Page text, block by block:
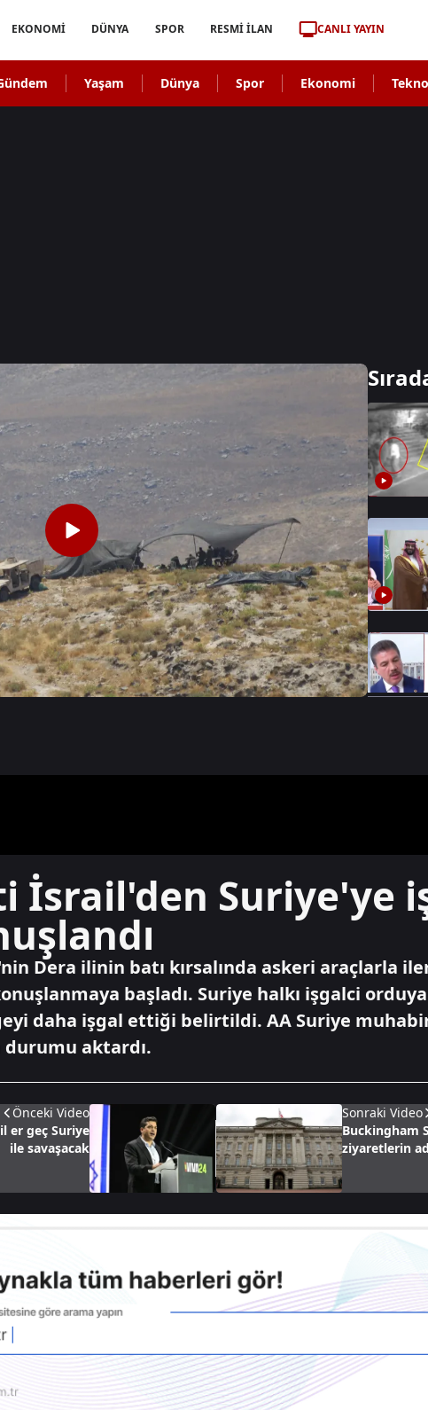
EKONOMİ DÜNYA SPOR RESMİ İLAN CANLI YAYIN
Yaşam Dünya Spor Ekonomi
İsrail'den Suriye'ye
Dera ilinin batı kırsalında askeri araçlarla
başladı. Suriye halkı işgalci
daha işgal ettiği belirtildi. AA Suriye
aktardı.
Önceki Video
er geç Suriye
ile savaşacak
Sonraki Video
Buckingham
ziyaretlerin